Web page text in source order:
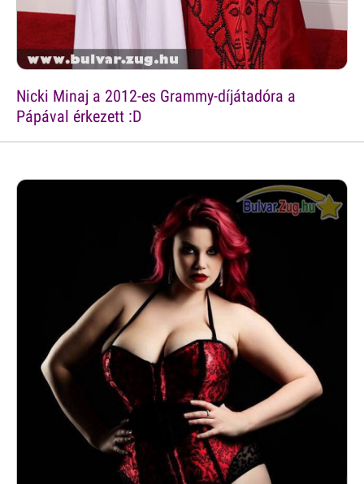
Nicki Minaj a 2012-es Grammy-díjátadóra a
Pápával érkezett :D